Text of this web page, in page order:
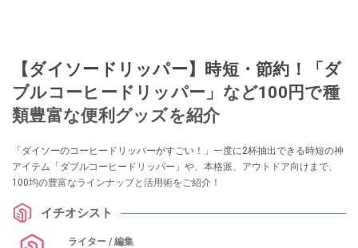
【ダイソードリッパー】時短・節約！「ダ
ブルコーヒードリッパー」など100円で種
類豊富な便利グッズを紹介
「ダイソーのコーヒードリッパーがすごい！」一度に2杯抽出できる時短の神
アイテム「ダブルコーヒードリッパー」や、本格派、アウトドア向けまで、
100均の豊富なラインナップと活用術をご紹介！
イチオシスト
ライター / 編集